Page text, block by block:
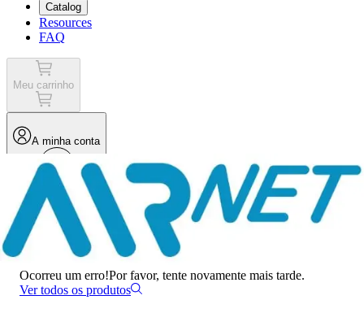
Catalog
Resources
FAQ
Meu carrinho
A minha conta
Menu
Ocorreu um erro
Ocorreu um erro!Por favor, tente novamente mais tarde.
Ver todos os produtos